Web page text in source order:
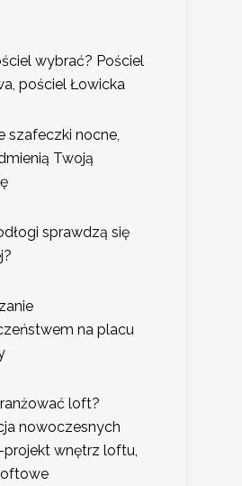
wybrać? Pościel
pościel Łowicka
szafeczki nocne,
Twoją
sprawdzą się
na placu
loft?
nowoczesnych
wnętrz loftu,